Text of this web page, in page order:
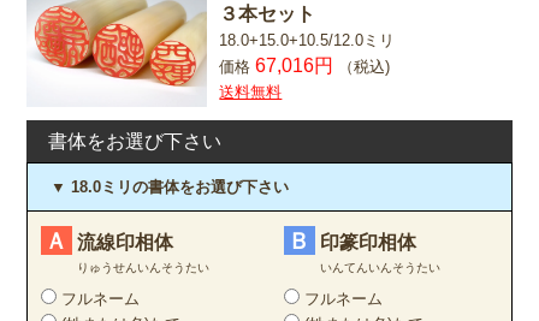
３本セット
18.0+15.0+10.5/12.0ミリ
価格67,016円
（税込)
送料無料
書体をお選び下さい
▼ 18.0ミリの書体をお選び下さい
Ａ 流線印相体
りゅうせんいんそうたい
フルネーム
Ｂ 印篆印相体
いんてんいんそうたい
フルネーム